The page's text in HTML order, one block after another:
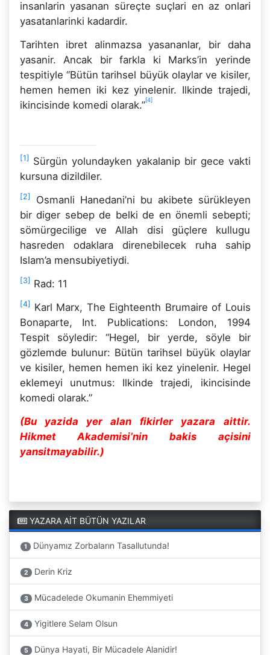
insanlarin yasanan süreçte suçlari en az onlari
yasatanlarinki kadardir.
Tarihten ibret alinmazsa yasananlar, bir daha
yasanir. Ancak bir farkla ki Marks’in yerinde
tespitiyle “Bütün tarihsel büyük olaylar ve kisiler,
hemen hemen iki kez yinelenir. Ilkinde trajedi,
ikincisinde komedi olarak.”[4]
[1]
Sürgün yolundayken yakalanip bir gece vakti
kursuna dizildiler.
[2]
Osmanli Hanedani’ni bu akibete sürükleyen
bir diger sebep de belki de en önemli sebepti;
sömürgecilige ve Allah disi güçlere kullugu
hasreden odaklara direnebilecek ruha sahip
Islam’a mensubiyetiydi.
[3] Rad: 11
[4]
Karl Marx, The Eighteenth Brumaire of Louis
Bonaparte, Int. Publications: London, 1994
Tespit söyledir: “Hegel, bir yerde, söyle bir
gözlemde bulunur: Bütün tarihsel büyük olaylar
ve kisiler, hemen hemen iki kez yinelenir. Hegel
eklemeyi unutmus: Ilkinde trajedi, ikincisinde
komedi olarak.”
(Bu yazida yer alan fikirler yazara aittir.
Hikmet Akademisi’nin bakis açisini
yansitmayabilir.)
YAZARA AİT BÜTÜN YAZILAR
1 Dünyamız Zorbaların Tasallutunda!
2 Derin Kriz
3 Mücadelede Okumanin Ehemmiyeti
4 Yigitlere Selam Olsun
5 Dünya Hayati, Bir Mücadele Alanidir!